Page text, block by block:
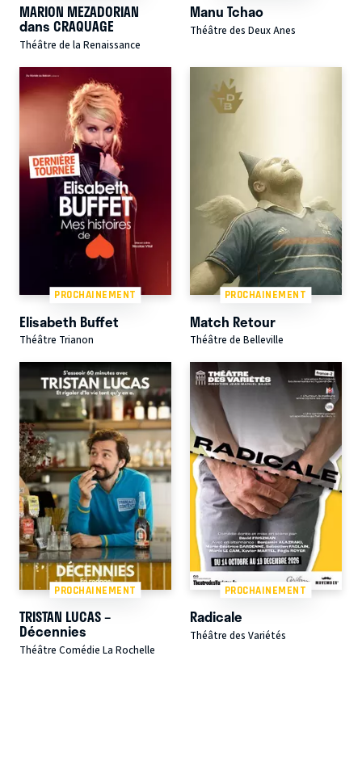
MARION MEZADORIAN
dans CRAQUAGE
Théâtre de la Renaissance
Manu Tchao
Théâtre des Deux Anes
PROCHAINEMENT
Elisabeth Buffet
Théâtre Trianon
PROCHAINEMENT
Match Retour
Théâtre de Belleville
PROCHAINEMENT
TRISTAN LUCAS –
Décennies
Théâtre Comédie La Rochelle
PROCHAINEMENT
Radicale
Théâtre des Variétés